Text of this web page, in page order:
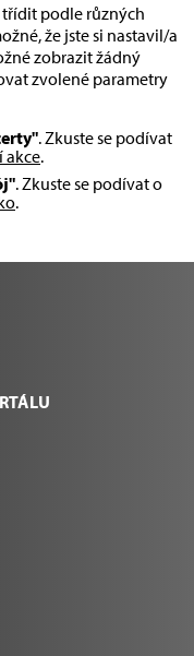
podle různých
že jste si nastavil/a
zobrazit žádný
zvolené parametry
. Zkuste se podívat
akce.
. Zkuste se podívat o
.